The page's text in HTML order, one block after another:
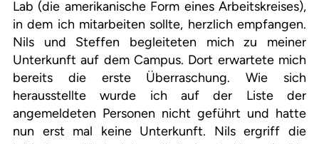
Lab (die amerikanische Form eines Arbeitskreises),
in dem ich mitarbeiten sollte, herzlich empfangen.
Nils und Steffen begleiteten mich zu meiner
Unterkunft auf dem Campus. Dort erwartete mich
bereits die erste Überraschung. Wie sich
herausstellte wurde ich auf der Liste der
angemeldeten Personen nicht geführt und hatte
nun erst mal keine Unterkunft. Nils ergriff die